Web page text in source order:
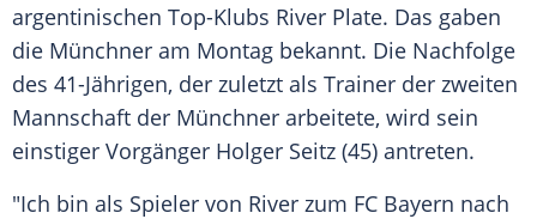
argentinischen Top-Klubs River Plate. Das gaben
die Münchner am Montag bekannt. Die Nachfolge
des 41-Jährigen, der zuletzt als Trainer der zweiten
Mannschaft der Münchner arbeitete, wird sein
einstiger Vorgänger Holger Seitz (45) antreten.
"Ich bin als Spieler von River zum FC Bayern nach